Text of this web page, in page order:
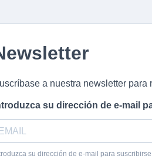
a nuestra newsletter para
su dirección de e-mail
su dirección de e-mail para